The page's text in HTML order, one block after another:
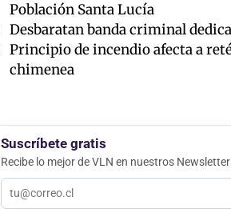
Población Santa Lucía
Desbaratan banda criminal
Principio de incendio afecta a
chimenea
Suscríbete gratis
Recibe lo mejor de VLN en nuestros